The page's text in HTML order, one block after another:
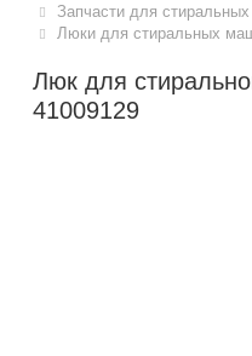
Запчасти для
Люки для стиральных
Люк для
41009129